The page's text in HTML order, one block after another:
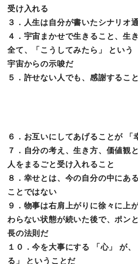
受け入れる
３．人生は自分が書いたシナリオ
４．宇宙まかせで生きること、生
全て、「こうしてみたら」 という
宇宙からの示唆だ
５．許せない人でも、感謝するこ
６．お互いにしてあげることが 「
７．自分の考え、生き方、価値観
人をまるごと受け入れること
８．幸せとは、今の自分の中にあ
ことではない
９．物事は右肩上がりに徐々に上
わらない状態が続いた後で、ポン
長の法則だ
１０．今を大事にする 「心」 が
る」 ということだ